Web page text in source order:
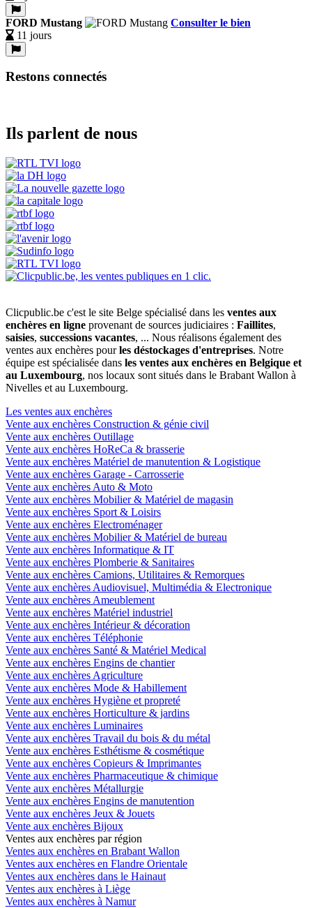
FORD Mustang
Consulter le bien
11 jours
Restons connectés
Ils parlent de nous
Clicpublic.be c'est le site Belge spécialisé dans les ventes aux
enchères en ligne provenant de sources judiciaires : Faillites,
saisies, successions vacantes, ... Nous réalisons également des
ventes aux enchères pourles déstockages d'entreprises. Notre
équipe est spécialisée dans les ventes aux enchères en Belgique et
au Luxembourg, nos locaux sont situés dans le Brabant Wallon à
Nivelles et au Luxembourg.
Les ventes aux enchères
Vente aux enchères Construction & génie civil
Vente aux enchères Outillage
Vente aux enchères HoReCa & brasserie
Vente aux enchères Matériel de manutention & Logistique
Vente aux enchères Garage - Carrosserie
Vente aux enchères Auto & Moto
Vente aux enchères Mobilier & Matériel de magasin
Vente aux enchères Sport & Loisirs
Vente aux enchères Electroménager
Vente aux enchères Mobilier & Matériel de bureau
Vente aux enchères Informatique & IT
Vente aux enchères Plomberie & Sanitaires
Vente aux enchères Camions, Utilitaires & Remorques
Vente aux enchères Audiovisuel, Multimédia & Electronique
Vente aux enchères Ameublement
Vente aux enchères Matériel industriel
Vente aux enchères Intérieur & décoration
Vente aux enchères Téléphonie
Vente aux enchères Santé & Matériel Medical
Vente aux enchères Engins de chantier
Vente aux enchères Agriculture
Vente aux enchères Mode & Habillement
Vente aux enchères Hygiène et propreté
Vente aux enchères Horticulture & jardins
Vente aux enchères Luminaires
Vente aux enchères Travail du bois & du métal
Vente aux enchères Esthétisme & cosmétique
Vente aux enchères Copieurs & Imprimantes
Vente aux enchères Pharmaceutique & chimique
Vente aux enchères Métallurgie
Vente aux enchères Engins de manutention
Vente aux enchères Jeux & Jouets
Vente aux enchères Bijoux
Ventes aux enchères par région
Ventes aux enchères en Brabant Wallon
Ventes aux enchères en Flandre Orientale
Ventes aux enchères dans le Hainaut
Ventes aux enchères à Liège
Ventes aux enchères à Namur